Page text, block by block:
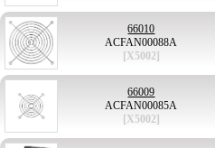
66010
ACFAN00088A
[X5002]
66009
ACFAN00085A
[X5002]